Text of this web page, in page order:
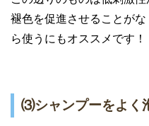
褪色を促進させることが
ら使うにもオススメです！
⑶シャンプーをよく